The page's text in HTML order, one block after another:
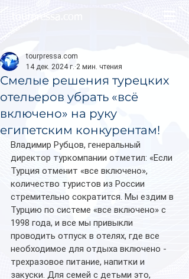
Смелые решения турецких
отельеров убрать «всё
включено» на руку
египетским конкурентам!
tourpressa.com
14 дек. 2024 г. 2 мин. чтения
Владимир Рубцов, генеральный
директор туркомпании отметил: «Если
Турция отменит «все включено»,
количество туристов из России
стремительно сократится. Мы ездим в
Турцию по системе «все включено» с
1998 года, и все мы привыкли
проводить отпуск в отелях, где все
необходимое для отдыха включено -
трехразовое питание, напитки и
закуски. Для семей с детьми это,